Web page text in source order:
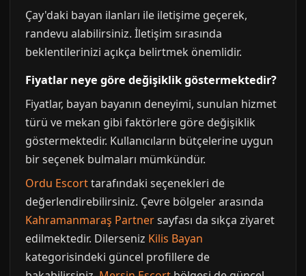
Çay'daki bayan ilanları ile iletişime geçerek,
randevu alabilirsiniz. İletişim sırasında
beklentilerinizi açıkça belirtmek önemlidir.
Fiyatlar neye göre değişiklik göstermektedir?
Fiyatlar, bayan bayanın deneyimi, sunulan hizmet
türü ve mekan gibi faktörlere göre değişiklik
göstermektedir. Kullanıcıların bütçelerine uygun
bir seçenek bulmaları mümkündür.
Ordu Escorttarafındaki seçenekleri de
değerlendirebilirsiniz. Çevre bölgeler arasında
Kahramanmaraş Partnersayfası da sıkça ziyaret
edilmektedir. Dilerseniz Kilis Bayan
kategorisindeki güncel profillere de